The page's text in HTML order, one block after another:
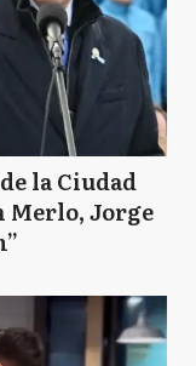
la Ciudad
Merlo, Jorge